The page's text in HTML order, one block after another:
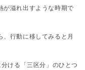
が溢れ出すような時期で
行動に移してみると月
ける「三区分」のひとつ